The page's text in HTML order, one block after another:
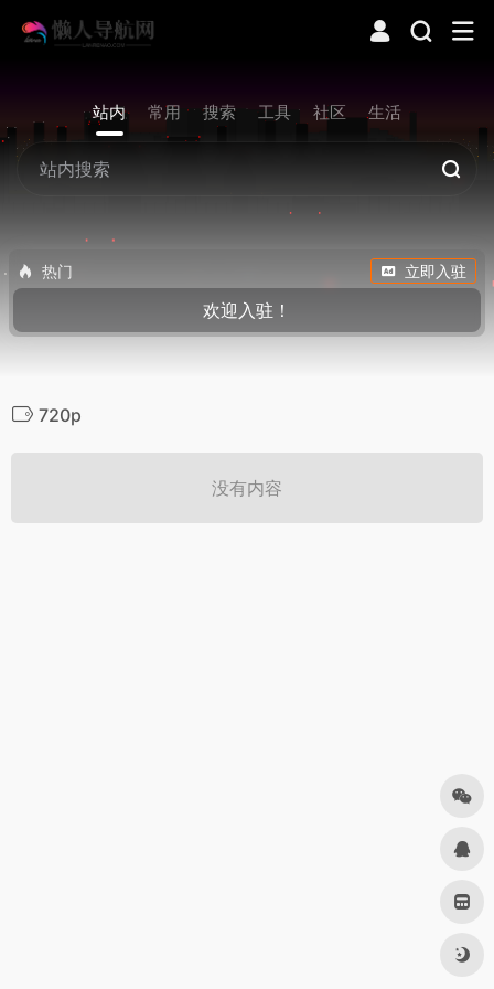
站内 常用 搜索 工具 社区 生活
热门 立即入驻
欢迎入驻！
720p
没有内容